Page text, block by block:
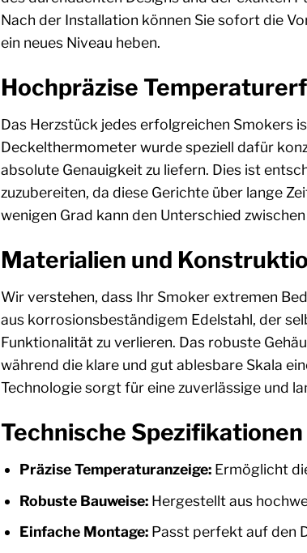
Nach der Installation können Sie sofort die
ein neues Niveau heben.
Hochpräzise
Das Herzstück jedes erfolgreichen Smokers
Deckelthermometer wurde speziell dafür
absolute Genauigkeit zu liefern. Dies ist
zuzubereiten, da diese Gerichte über lange
wenigen Grad kann den Unterschied
Materialien und
Wir verstehen, dass Ihr Smoker extremen
aus korrosionsbeständigem Edelstahl, der
Funktionalität zu verlieren. Das robuste
während die klare und gut ablesbare Skala
Technologie sorgt für eine zuverlässige und
Technische
Präzise Temperaturanzeige:Ermöglicht
Robuste Bauweise:Hergestellt aus
Einfache Montage:Passt perfekt auf den